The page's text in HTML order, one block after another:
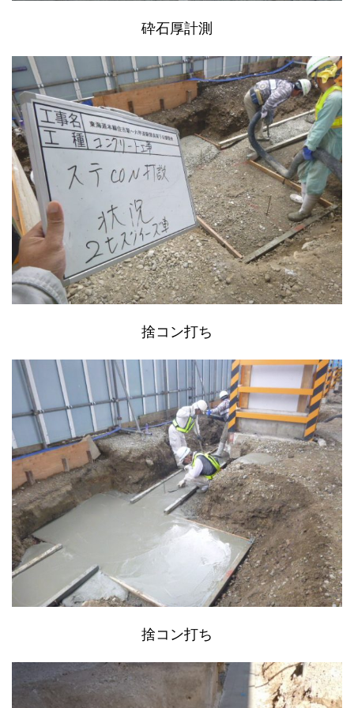
砕石厚計測
捨コン打ち
捨コン打ち